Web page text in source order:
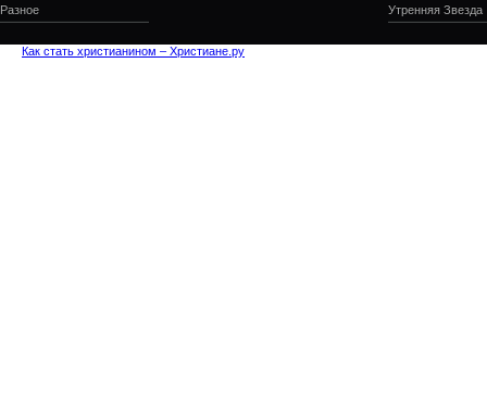
Разное Утренняя Звезда
Как стать христианином – Христиане.ру